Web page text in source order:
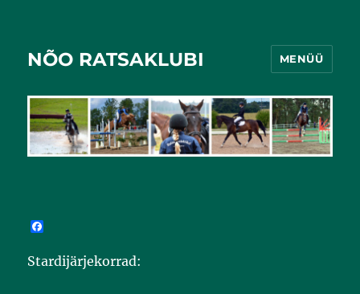
NÕO RATSAKLUBI MENÜÜ
e
Stardijärjekorrad: